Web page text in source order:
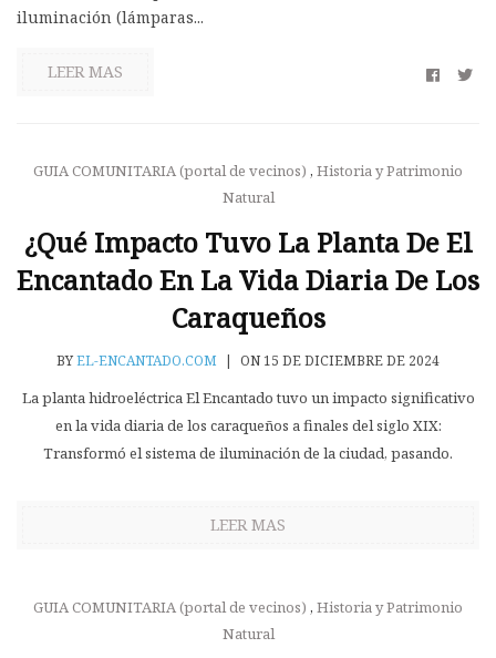
iluminación (lámparas...
LEER MAS
GUIA COMUNITARIA (portal de vecinos) , Historia y Patrimonio
Natural
¿Qué Impacto Tuvo La Planta De El
Encantado En La Vida Diaria De Los
Caraqueños
BYEL-ENCANTADO.COM | ON 15 DE DICIEMBRE DE 2024
La planta hidroeléctrica El Encantado tuvo un impacto significativo
en la vida diaria de los caraqueños a finales del siglo XIX:
Transformó el sistema de iluminación de la ciudad, pasando.
LEER MAS
GUIA COMUNITARIA (portal de vecinos) , Historia y Patrimonio
Natural